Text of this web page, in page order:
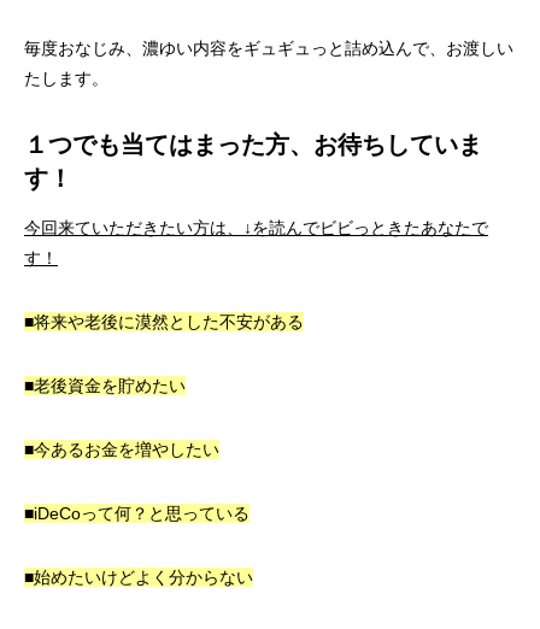
毎度おなじみ、濃ゆい内容をギュギュっと詰め込んで、お渡しい
たします。
１つでも当てはまった方、お待ちしていま
す！
今回来ていただきたい方は、↓を読んでビビっときたあなたで
す！
■将来や老後に漠然とした不安がある
■老後資金を貯めたい
■今あるお金を増やしたい
■iDeCoって何？と思っている
■始めたいけどよく分からない